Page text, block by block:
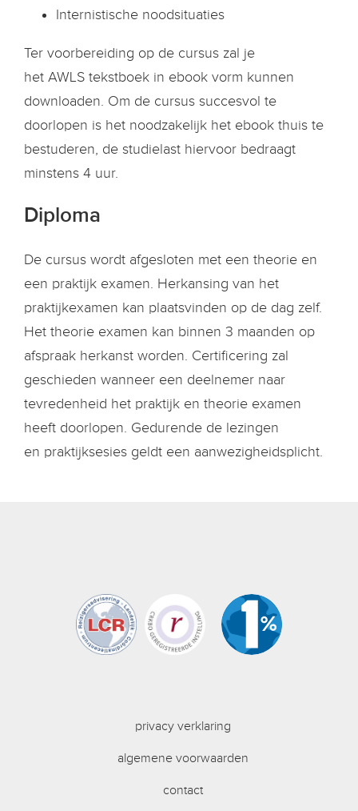
Internistische noodsituaties
Ter voorbereiding op de cursus zal je
het AWLS tekstboek in ebook vorm kunnen
downloaden. Om de cursus succesvol te
doorlopen is het noodzakelijk het ebook thuis te
bestuderen, de studielast hiervoor bedraagt
minstens 4 uur.
Diploma
De cursus wordt afgesloten met een theorie en
een praktijk examen. Herkansing van het
praktijkexamen kan plaatsvinden op de dag zelf.
Het theorie examen kan binnen 3 maanden op
afspraak herkanst worden. Certificering zal
geschieden wanneer een deelnemer naar
tevredenheid het praktijk en theorie examen
heeft doorlopen. Gedurende de lezingen
en praktijksesies geldt een aanwezigheidsplicht.
privacy verklaring
algemene voorwaarden
contact